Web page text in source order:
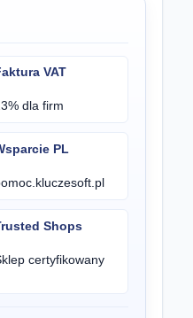
VAT
dla firm
PL
Shops
certyfikowany